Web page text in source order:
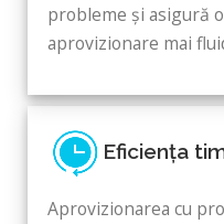
probleme și asigură
aprovizionare mai
Eficiența
Aprovizionarea cu